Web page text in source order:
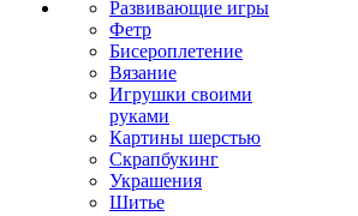
Развивающие игры
Фетр
Бисероплетение
Вязание
Игрушки своими
руками
Картины шерстью
Скрапбукинг
Украшения
Шитье